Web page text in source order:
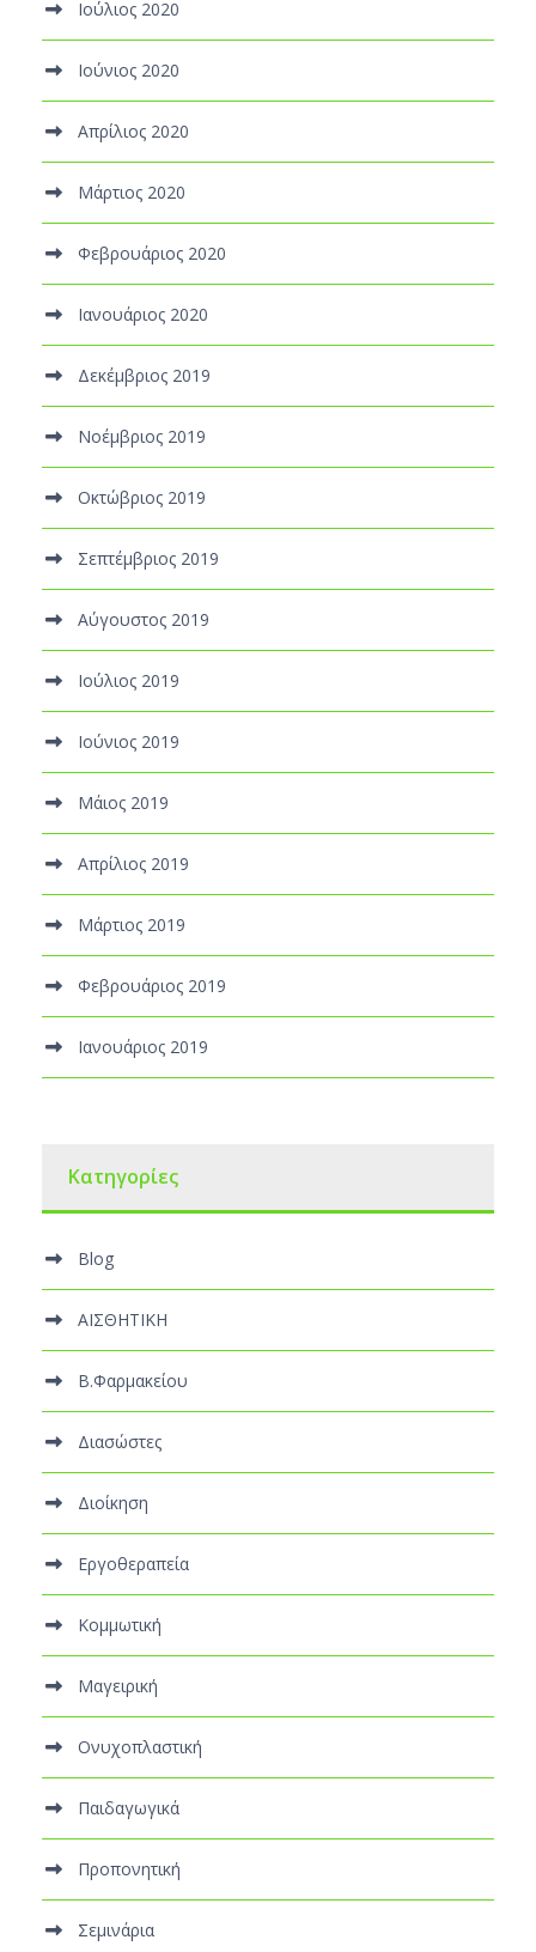
Ιούλιος 2020
Ιούνιος 2020
Απρίλιος 2020
Μάρτιος 2020
Φεβρουάριος 2020
Ιανουάριος 2020
Δεκέμβριος 2019
Νοέμβριος 2019
Οκτώβριος 2019
Σεπτέμβριος 2019
Αύγουστος 2019
Ιούλιος 2019
Ιούνιος 2019
Μάιος 2019
Απρίλιος 2019
Μάρτιος 2019
Φεβρουάριος 2019
Ιανουάριος 2019
Kατηγορίες
Blog
ΑΙΣΘΗΤΙΚΗ
Β.Φαρμακείου
Διασώστες
Διοίκηση
Εργοθεραπεία
Κομμωτική
Μαγειρική
Ονυχοπλαστική
Παιδαγωγικά
Προπονητική
Σεμινάρια